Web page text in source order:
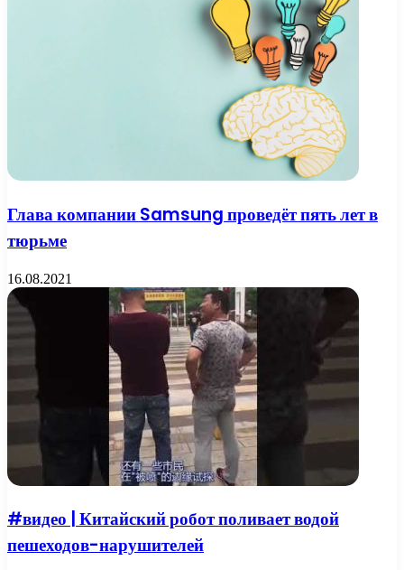
Глава компании Samsung проведёт пять лет в
тюрьме
16.08.2021
#видео | Китайский робот поливает водой
пешеходов-нарушителей